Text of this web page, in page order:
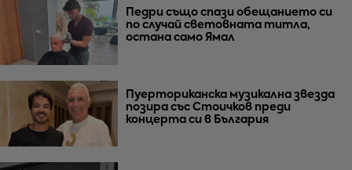
Педри също спази обещанието си
по случай световната титла,
остана само Ямал
Пуерториканска музикална звезда
позира със Стоичков преди
концерта си в България